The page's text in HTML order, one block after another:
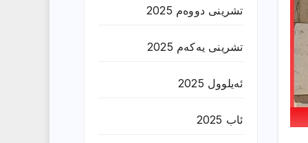
تشرینی دووەم 2025
تشرینی یەکەم 2025
ئەیلوول 2025
ئاب 2025